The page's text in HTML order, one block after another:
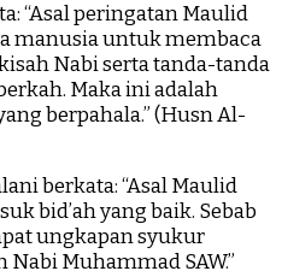
“Asal peringatan Maulid
manusia untuk membaca
Nabi serta tanda-tanda
Maka ini adalah
berpahala.” (Husn Al-
berkata: “Asal Maulid
bid’ah yang baik. Sebab
ungkapan syukur
Muhammad SAW.”